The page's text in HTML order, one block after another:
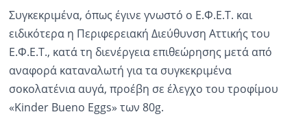
Οικονομία
Αθλητικά
Κόσμος
Ραδιόφωνο
Συγκεκριμένα, όπως έγινε γνωστό ο Ε.Φ.Ε.Τ. και
ειδικότερα η Περιφερειακή Διεύθυνση Αττικής του
Ε.Φ.Ε.Τ., κατά τη διενέργεια επιθεώρησης μετά από
αναφορά καταναλωτή για τα συγκεκριμένα
σοκολατένια αυγά, προέβη σε έλεγχο του τροφίμου
«Kinder Bueno Eggs» των 80g.